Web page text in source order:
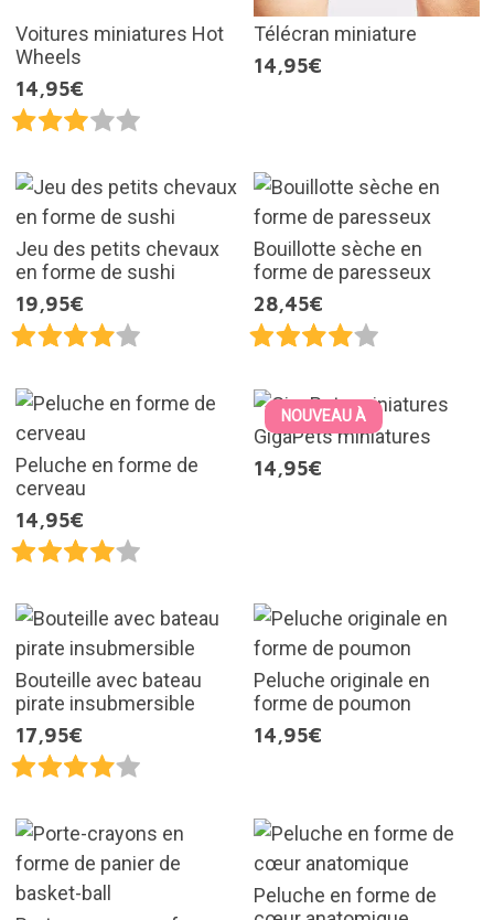
Voitures miniatures Hot
Wheels
14,95€
Télécran miniature
14,95€
Jeu des petits chevaux
en forme de sushi
19,95€
Bouillotte sèche en
forme de paresseux
28,45€
Peluche en forme de
cerveau
14,95€
NOUVEAU À
GigaPets miniatures
14,95€
Bouteille avec bateau
pirate insubmersible
17,95€
Peluche originale en
forme de poumon
14,95€
Peluche en forme de